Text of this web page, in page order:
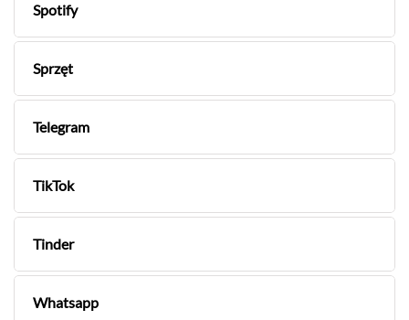
Spotify
Sprzęt
Telegram
TikTok
Tinder
Whatsapp